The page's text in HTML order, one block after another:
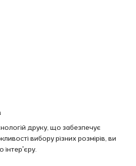
друку, що забезпечує
вибору різних розмірів, ви
інтер'єру.